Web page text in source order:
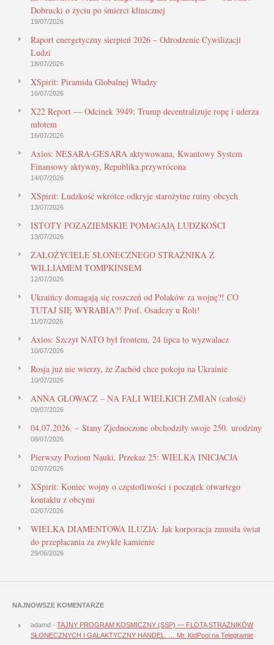
Dobrucki o życiu po śmierci klinicznej
19/07/2026
Raport energetyczny sierpień 2026 – Odrodzenie Cywilizacji
Ludzi
18/07/2026
XSpirit: Piramida Globalnej Władzy
16/07/2026
X22 Report — Odcinek 3949: Trump decentralizuje ropę i uderza
młotem
16/07/2026
Axios: NESARA-GESARA aktywowana, Kwantowy System
Finansowy aktywny, Republika przywrócona
14/07/2026
XSpirit: Ludzkość wkrótce odkryje starożytne ruiny obcych
13/07/2026
ISTOTY POZAZIEMSKIE POMAGAJĄ LUDZKOŚCI
13/07/2026
ZAŁOŻYCIELE SŁONECZNEGO STRAŻNIKA Z
WILLIAMEM TOMPKINSEM
12/07/2026
Ukraińcy domagają się roszczeń od Polaków za wojnę?! CO
TUTAJ SIĘ WYRABIA?! Prof. Osadczy u Roli!
11/07/2026
Axios: Szczyt NATO był frontem, 24 lipca to wyzwalacz
10/07/2026
Rosja już nie wierzy, że Zachód chce pokoju na Ukrainie
10/07/2026
ANNA GŁOWACZ – NA FALI WIELKICH ZMIAN (całość)
09/07/2026
04.07.2026. – Stany Zjednoczone obchodziły swoje 250. urodziny
08/07/2026
Pierwszy Poziom Nauki, Przekaz 25: WIELKA INICJACJA
02/07/2026
XSpirit: Koniec wojny o częstotliwości i początek otwartego
kontaktu z obcymi
02/07/2026
WIELKA DIAMENTOWA ILUZJA: Jak korporacja zmusiła świat
do przepłacania za zwykłe kamienie
29/06/2026
NAJNOWSZE KOMENTARZE
adamd - TAJNY PROGRAM KOSMICZNY (SSP) — FLOTA STRAŻNIKÓW
SŁONECZNYCH I GALAKTYCZNY HANDEL. … Mr. KidPool na Telegramie